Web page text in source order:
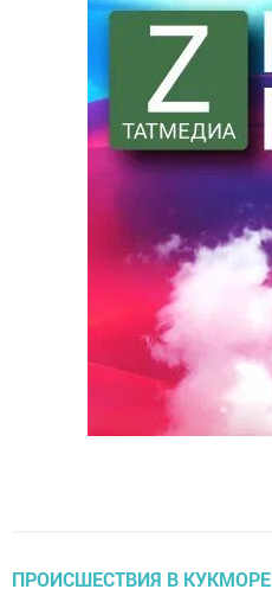
ПРОИСШЕСТВИЯ В КУКМОРЕ